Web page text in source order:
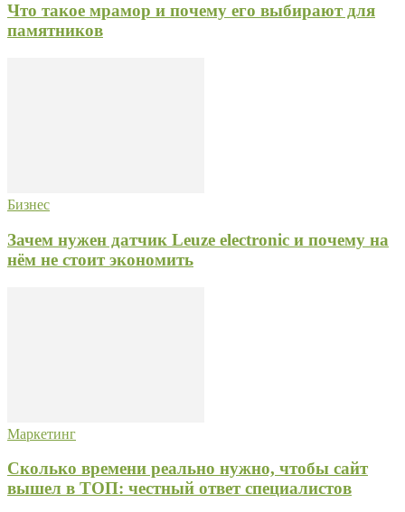
Что такое мрамор и почему его выбирают для
памятников
Бизнес
Зачем нужен датчик Leuze electronic и почему на
нём не стоит экономить
Маркетинг
Сколько времени реально нужно, чтобы сайт
вышел в ТОП: честный ответ специалистов